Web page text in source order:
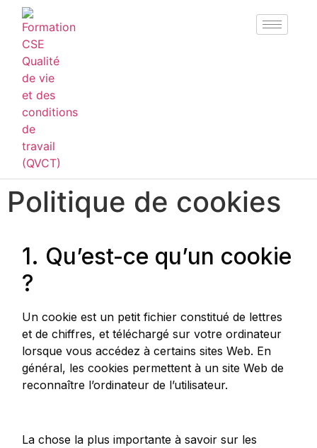
Politique de cookies
1. Qu’est-ce qu’un cookie
?
Un cookie est un petit fichier constitué de lettres
et de chiffres, et téléchargé sur votre ordinateur
lorsque vous accédez à certains sites Web. En
général, les cookies permettent à un site Web de
reconnaître l’ordinateur de l’utilisateur.
La chose la plus importante à savoir sur les